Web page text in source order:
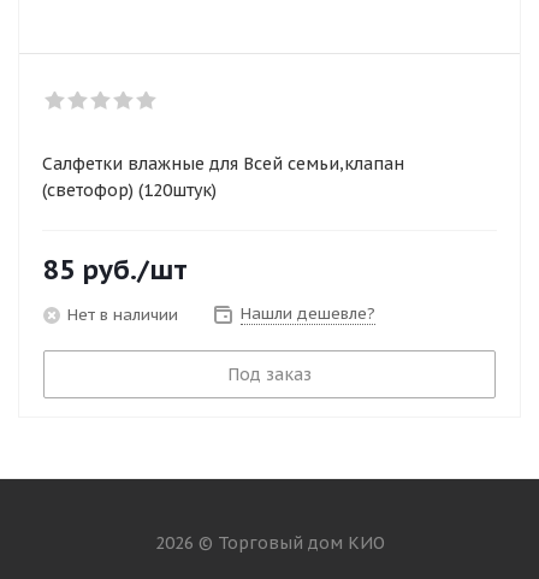
Салфетки влажные для Всей семьи,клапан
(светофор) (120штук)
85 руб./шт
Нет в наличии Нашли дешевле?
Под заказ
2026 © Торговый дом КИО